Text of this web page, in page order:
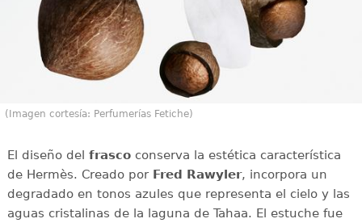
(Imagen cortesía: Perfumerías Fetiche)
El diseño del frascoconserva la estética característica
de Hermès. Creado por Fred Rawyler, incorpora un
degradado en tonos azules que representa el cielo y las
aguas cristalinas de la laguna de Tahaa. El estuche fue